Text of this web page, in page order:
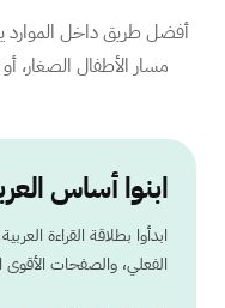
أفضل طريق داخل الموارد
مسار الأطفال الصغار،
ابنوا أساس
ابدأوا بطلاقة القراءة
الفعلي، والصفحات الأقوى